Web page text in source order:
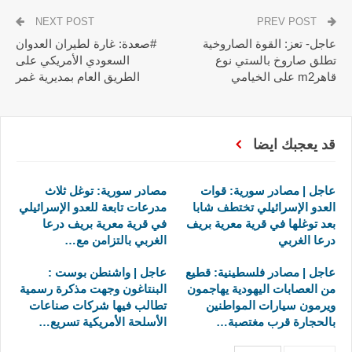
عاجل- تعز: القوة الصاروخية
تطلق صاروخ بالستي نوع
قاهرm2 على الخيامي
NEXT POST
#صعدة: غارة لطيران العدوان
السعودي الأمريكي على
الطريق العام بمديرية غمر
قد يعجبك ايضا
عاجل | مصادر سورية: قوات
العدو الإسرائيلي تختطف شابا
بعد توغلها في قرية معرية بريف
درعا الغربي
مصادر سورية: توغل ثلاث
مدرعات تابعة للعدو الإسرائيلي
في قرية معرية بريف درعا
الغربي بالتزامن مع…
عاجل | مصادر فلسطينية: قطيع
من العصابات اليهودية يهاجمون
ويرمون سيارات المواطنين
بالحجارة قرب مغتصبة…
عاجل | واشنطن بوست :
البنتاغون وجهت مذكرة رسمية
تطالب فيها شركات صناعات
الأسلحة الأمريكية تسريع…